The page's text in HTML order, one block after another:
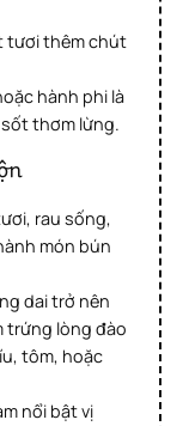
tươi thêm chút
hành phi là
thơm lừng.
rau sống,
món bún
dai trở nên
trứng lòng đào
tôm, hoặc
nổi bật vị